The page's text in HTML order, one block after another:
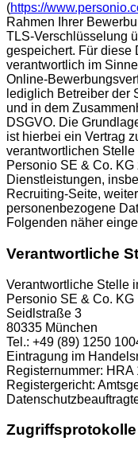
(https://
Rahmen Ihrer
TLS-Verschlüsselung
gespeichert. Für diese
verantwortlich im
Online-
lediglich Betreiber der
und in dem
DSGVO. Die
ist hierbei ein Vertrag
verantwortlichen
Personio SE & Co.
Dienstleistungen,
Recruiting-Seite,
personenbezogene
Folgenden näher
Verantwortliche
Verantwortliche Stelle
Personio SE & Co. KG
Seidlstraße 3
80335 München
Tel.: +49 (89) 1250
Eintragung im
Registernummer: HRA
Registergericht:
Zugriffsprotokolle